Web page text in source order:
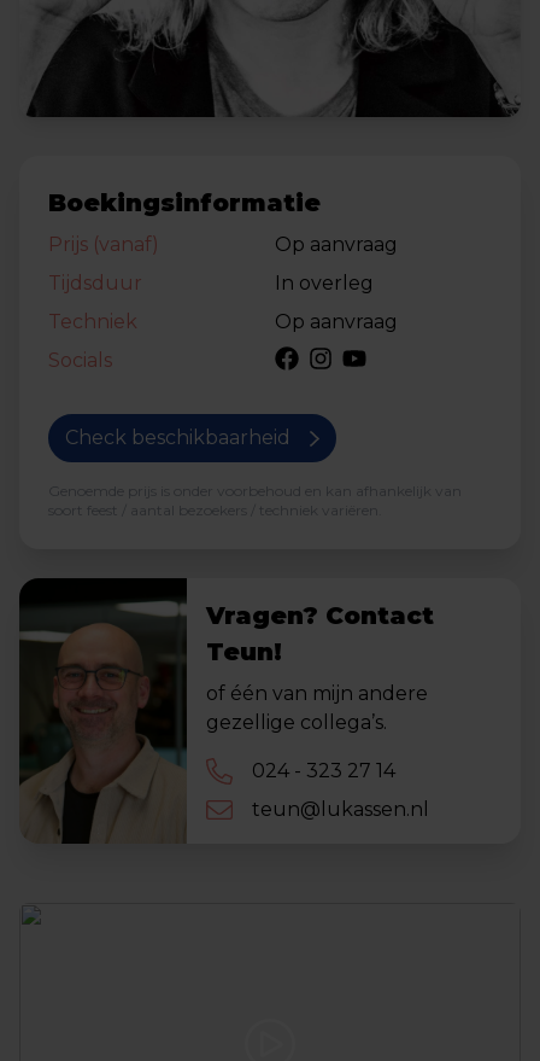
Boekingsinformatie
Prijs (vanaf)
Op aanvraag
Tijdsduur
In overleg
Techniek
Op aanvraag
Socials
Check beschikbaarheid
Genoemde prijs is onder voorbehoud en kan afhankelijk van
soort feest / aantal bezoekers / techniek variëren.
Vragen? Contact
Teun!
of één van mijn andere
gezellige collega’s.
024 - 323 27 14
teun@lukassen.nl